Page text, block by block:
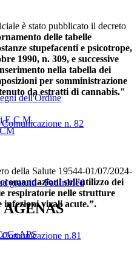
dell'Ordine
E.C.M.
gratuiti - FadInMed
AGENAS
è stato pubblicato il decreto
delle tabelle
stupefacenti e psicotrope,
1990, n. 309, e successive
nella tabella dei
per somministrazione
da estratti di cannabis."
della Salute 19544-01/07/2024-
sull'utilizzo dei
respiratorie nelle strutture
infezioni virali acute.”.